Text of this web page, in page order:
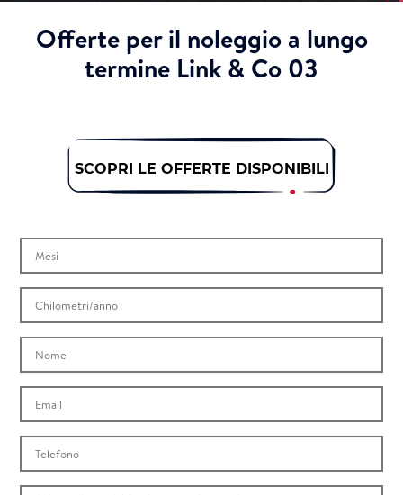
Offerte per il noleggio a lungo
termine Link & Co 03
SCOPRI LE OFFERTE DISPONIBILI